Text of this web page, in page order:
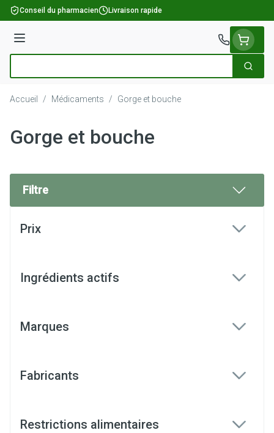
Aller au contenu
Conseil du pharmacien Livraison rapide
Menu
Accueil / Médicaments / Gorge et bouche
Gorge et bouche
Filtre
Prix
Ingrédients actifs
Marques
Fabricants
Restrictions alimentaires